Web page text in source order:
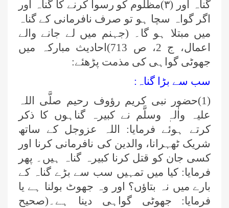
گناہ اور (۳) مظلوم کو رسوا کرنے کا گناہ اور
اگر گواہ سچا ہو تو صرف نافرمانی کے گناہ
میں مبتلا ہو گا۔ (جہنم میں لے جانے والے
اعمال، ج 2، ص 713)احادیث مبارکہ میں
جھوٹی گواہی کی مذمت پڑھئے:
سب سے بڑا گناہ:
(1)حضور نبی کریم رؤوف رحیم صلَّی اللہ
علیہ واٰلہٖ وسلَّم نے کبیرہ گناہوں کا ذکر
کرتے ہوئے فرمایا: اللہ عزوجل کے ساتھ
شریک ٹھہرانا، والدین کی نافرمانی کرنا اور
کسی جان کو قتل کرنا کبیرہ گناہ ہیں۔ پھر
فرمایا: کیا میں تمہیں سب سے بڑے گناہ کے
بارے میں نہ بتاؤں؟ اور وہ جھوٹ بولنا ہے یا
فرمایا: جھوٹی گواہی دینا ہے۔(صحیح